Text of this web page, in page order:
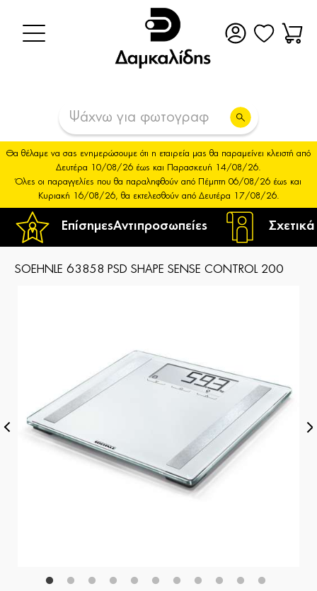
ΕπίσημεςΑντιπροσωπείες
Θα θέλαμε να σας ενημερώσουμε ότι η εταιρεία μας θα παραμείνει κλειστή από
Δευτέρα 10/08/26 έως και Παρασκευή 14/08/26.
Όλες οι παραγγελίες που θα παραληφθούν από Πέμπτη 06/08/26 έως και
Κυριακή 16/08/26, θα εκτελεσθούν από Δευτέρα 17/08/26.
SOEHNLE 63858 PSD SHAPE SENSE CONTROL 200